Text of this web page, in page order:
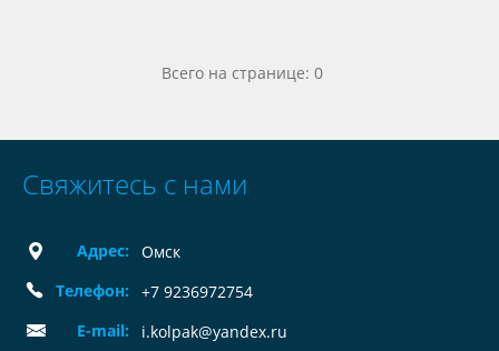
Всего на странице: 0
Свяжитесь с нами
Адрес:
Омск
Телефон:
+7 9236972754
E-mail:
i.kolpak@yandex.ru